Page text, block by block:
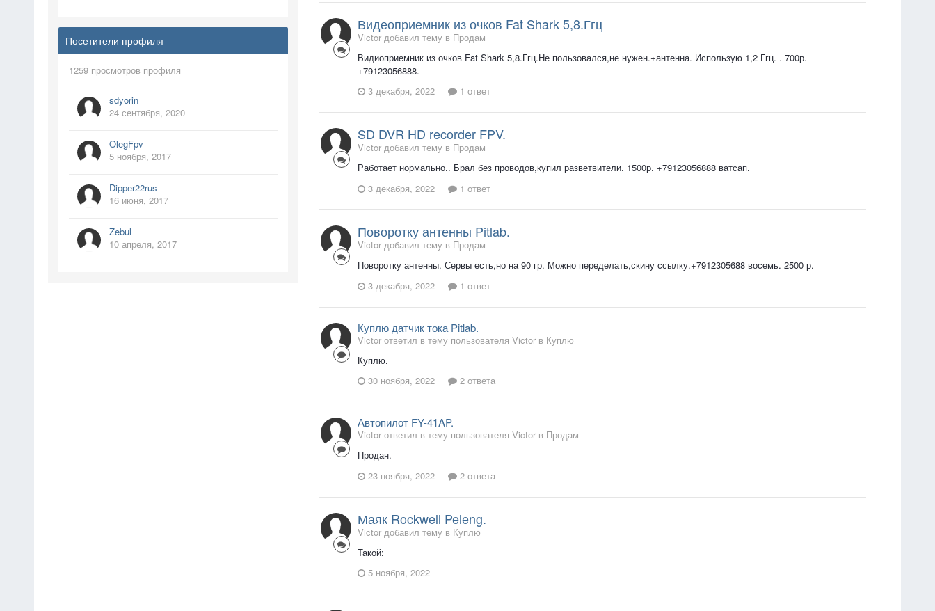
Посетители профиля
1259 просмотров профиля
sdyorin
24 сентября, 2020
OlegFpv
5 ноября, 2017
Dipper22rus
16 июня, 2017
Zebul
10 апреля, 2017
Видеоприемник из очков Fat Shark 5,8.Ггц
Victor добавил тему в Продам
Видиоприемник из очков Fat Shark 5,8.Ггц.Не пользовался,не нужен.+антенна. Использую 1,2 Ггц. . 700р.
+79123056888.
3 декабря, 2022
1 ответ
SD DVR HD recorder FPV.
Victor добавил тему в Продам
Работает нормально.. Брал без проводов,купил разветвители. 1500р. +79123056888 ватсап.
3 декабря, 2022
1 ответ
Поворотку антенны Pitlab.
Victor добавил тему в Продам
Поворотку антенны. Сервы есть,но на 90 гр. Можно переделать,скину ссылку.+7912305688 восемь. 2500 р.
3 декабря, 2022
1 ответ
Куплю датчик тока Pitlab.
Victor ответил в тему пользователя Victor в Куплю
Куплю.
30 ноября, 2022
2 ответа
Автопилот FY-41AP.
Victor ответил в тему пользователя Victor в Продам
Продан.
23 ноября, 2022
2 ответа
Маяк Rockwell Peleng.
Victor добавил тему в Куплю
Такой:
5 ноября, 2022